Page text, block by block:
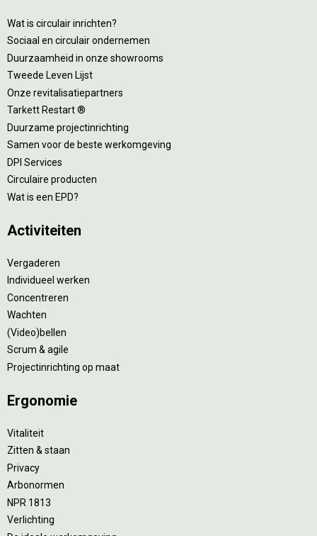
Wat is circulair inrichten?
Sociaal en circulair ondernemen
Duurzaamheid in onze showrooms
Tweede Leven Lijst
Onze revitalisatiepartners
Tarkett Restart ®
Duurzame projectinrichting
Samen voor de beste werkomgeving
DPI Services
Circulaire producten
Wat is een EPD?
Activiteiten
Vergaderen
Individueel werken
Concentreren
Wachten
(Video)bellen
Scrum & agile
Projectinrichting op maat
Ergonomie
Vitaliteit
Zitten & staan
Privacy
Arbonormen
NPR 1813
Verlichting